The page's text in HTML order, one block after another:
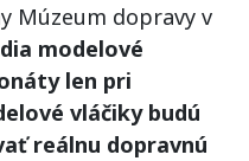
Múzeum dopravy v
modelové
len pri
vláčiky budú
reálnu dopravnú